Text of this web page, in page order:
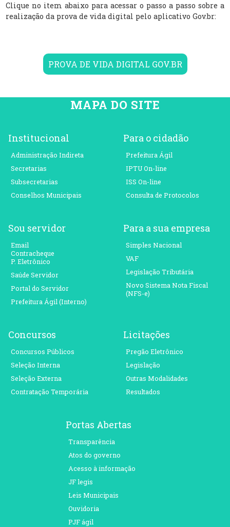
Clique no item abaixo para acessar o passo a passo sobre a
realização da prova de vida digital pelo aplicativo Gov.br:
PROVA DE VIDA DIGITAL GOV.BR
MAPA DO SITE
Institucional
Administração Indireta
Secretarias
Subsecretarias
Conselhos Municipais
Para o cidadão
Prefeitura Ágil
IPTU On-line
ISS On-line
Consulta de Protocolos
Sou servidor
Email
Contracheque
P. Eletrônico
Saúde Servidor
Portal do Servidor
Prefeitura Ágil (Interno)
Para a sua empresa
Simples Nacional
VAF
Legislação Tributária
Novo Sistema Nota Fiscal
(NFS-e)
Concursos
Concursos Públicos
Seleção Interna
Seleção Externa
Contratação Temporária
Licitações
Pregão Eletrônico
Legislação
Outras Modalidades
Resultados
Portas Abertas
Transparência
Atos do governo
Acesso à informação
JF legis
Leis Municipais
Ouvidoria
PJF ágil